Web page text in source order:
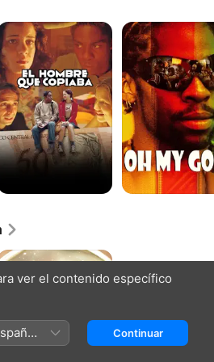
Hombre
Que
Copiaba
Ó
Paí,
Ó
ver el contenido específico
Continuar